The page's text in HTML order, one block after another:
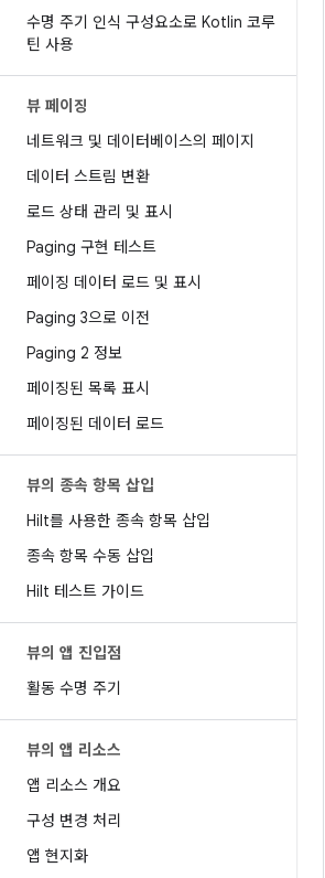
수명 주기 인식 구성요소로 Kotlin 코루
틴 사용
뷰 페이징
네트워크 및 데이터베이스의 페이지
데이터 스트림 변환
로드 상태 관리 및 표시
Paging 구현 테스트
페이징 데이터 로드 및 표시
Paging 3으로 이전
Paging 2 정보
페이징된 목록 표시
페이징된 데이터 로드
뷰의 종속 항목 삽입
Hilt를 사용한 종속 항목 삽입
종속 항목 수동 삽입
Hilt 테스트 가이드
뷰의 앱 진입점
활동 수명 주기
뷰의 앱 리소스
앱 리소스 개요
구성 변경 처리
앱 현지화